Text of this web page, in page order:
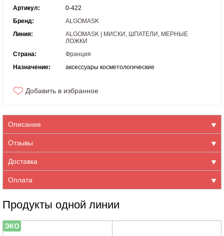
Артикул:
0-422
Бренд:
ALGOMASK
Линия:
ALGOMASK | МИСКИ, ШПАТЕЛИ, МЕРНЫЕ
ЛОЖКИ
Страна:
Франция
Назначение:
аксессуары косметологические
Добавить в избранное
Описание
Отзывы
Доставка
Оплата
Продукты одной линии
ЭКО